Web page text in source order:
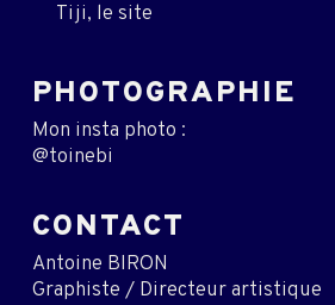
Tiji, le site
PHOTOGRAPHIE
Mon insta photo :
@toinebi
CONTACT
Antoine BIRON
Graphiste / Directeur artistique